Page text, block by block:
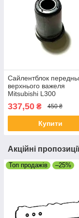
Сайлентблок
верхнього важеля
Mitsubishi L300
337,50 ₴ 450 ₴
Купити
Акційні
Топ продажів –25%